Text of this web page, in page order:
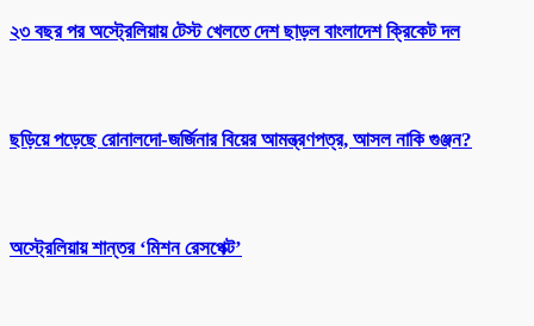
২৩ বছর পর অস্ট্রেলিয়ায় টেস্ট খেলতে দেশ ছাড়ল বাংলাদেশ ক্রিকেট দল
ছড়িয়ে পড়েছে রোনালদো-জর্জিনার বিয়ের আমন্ত্রণপত্র, আসল নাকি গুঞ্জন?
অস্ট্রেলিয়ায় শান্তর ‘মিশন রেসপেক্ট’